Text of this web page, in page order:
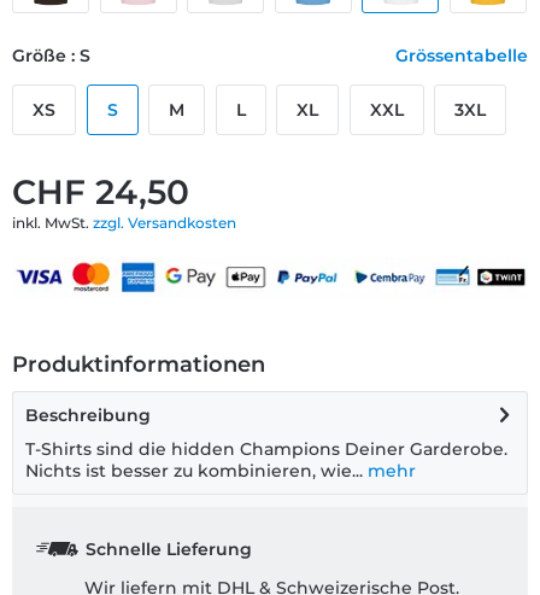
CHF 24,50
inkl. MwSt. zzgl. Versandkosten
Größe : S Grössentabelle
XS S M L XL XXL 3XL
Produktinformationen
Beschreibung
T-Shirts sind die hidden Champions Deiner Garderobe.
Nichts ist besser zu kombinieren, wie... mehr
Schnelle Lieferung
Wir liefern mit DHL & Schweizerische Post.